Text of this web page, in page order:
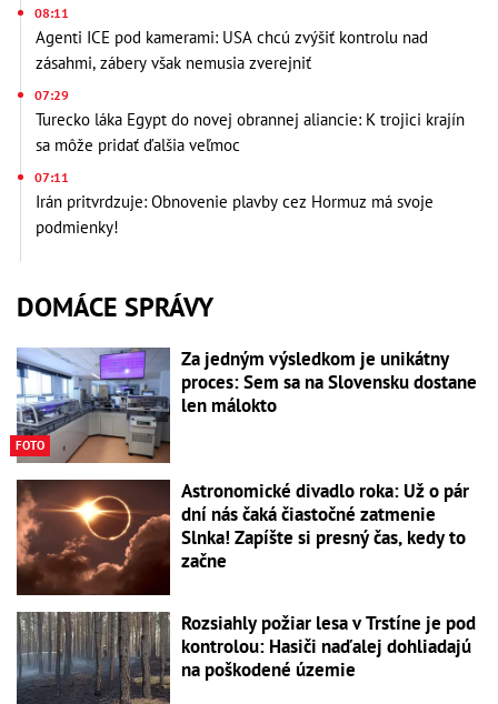
08:11
Agenti ICE pod kamerami: USA chcú zvýšiť kontrolu nad
zásahmi, zábery však nemusia zverejniť
07:29
Turecko láka Egypt do novej obrannej aliancie: K trojici krajín
sa môže pridať ďalšia veľmoc
07:11
Irán pritvrdzuje: Obnovenie plavby cez Hormuz má svoje
podmienky!
DOMÁCE SPRÁVY
FOTO
Za jedným výsledkom je unikátny
proces: Sem sa na Slovensku dostane
len málokto
Astronomické divadlo roka: Už o pár
dní nás čaká čiastočné zatmenie
Slnka! Zapíšte si presný čas, kedy to
začne
Rozsiahly požiar lesa v Trstíne je pod
kontrolou: Hasiči naďalej dohliadajú
na poškodené územie